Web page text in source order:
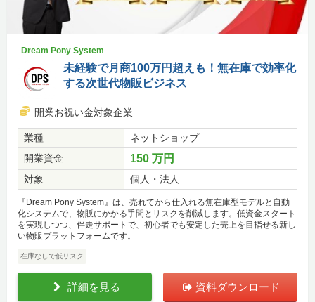
Dream Pony System
未経験で月商100万円超えも！無在庫で効率化
する次世代物販ビジネス
開業お祝い金対象企業
業種
ネットショップ
開業資金
150 万円
対象 個人・法人
『Dream Pony System』は、売れてから仕入れる無在庫型モデルと自動
化システムで、物販にかかる手間とリスクを削減します。低資金スタート
を実現しつつ、伴走サポートで、初心者でも安定した売上を目指せる新し
い物販プラットフォームです。
在庫なしで低リスク
詳細を見る 資料ダウンロード